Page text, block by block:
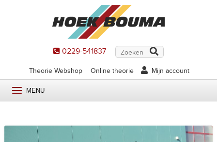
0229-541837
Theorie Webshop Online theorie Mijn account
MENU